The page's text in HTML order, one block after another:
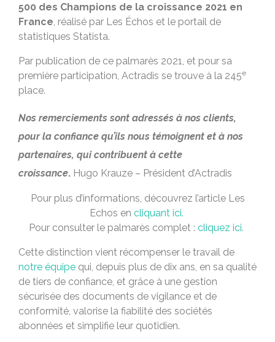
500 des Champions de la croissance 2021 en
France , réalisé par Les Échos et le portail de
statistiques Statista.
Par publication de ce palmarès 2021, et pour sa
première participation, Actradis se trouve à la 245e
place.
Nos remerciements sont adressés à nos clients,
pour la confiance qu’ils nous témoignent et à nos
partenaires, qui contribuent à cette
croissance. Hugo Krauze – Président d’Actradis
Pour plus d’informations, découvrez l’article Les
Echos en cliquant ici.
Pour consulter le palmarès complet : cliquez ici.
Cette distinction vient récompenser le travail de
notre équipe qui, depuis plus de dix ans, en sa qualité
de tiers de confiance, et grâce à une gestion
sécurisée des documents de vigilance et de
conformité, valorise la fiabilité des sociétés
abonnées et simplifie leur quotidien.